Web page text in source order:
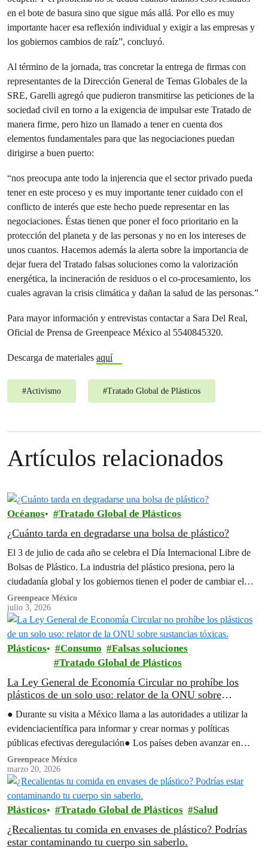
en el bote de basura sino que sigue más allá. Por ello es muy
importante hacer esa reflexión individual y exigir a las empresas y
los gobiernos cambios de raíz”, concluyó.
Al término de la jornada, tras concretar la entrega de firmas con
representantes de la Dirección General de Temas Globales de la
SRE, Garelli agregó que pudieron transmitirse las peticiones de la
sociedad civil en torno a la exigencia de impulsar este Tratado de
manera firme, pero hizo un llamado a tener en cuenta dos
elementos fundamentales para que las negociaciones puedan
dirigirse a buen puerto:
“nos preocupa ante todo la injerencia que el sector privado pueda
tener en este proceso y es muy importante tener cuidado con el
conflicto de interés que este hecho puede representar en las
negociaciones. Éstas tienen que poner el foco prioritario en la
protección del planeta y de las personas y no en los intereses de
unos cuantos. Hacemos además la alerta sobre la importancia de
dejar fuera del Tratado falsas soluciones como la valorización
energética, la incineración de residuos o el co-procesamiento, los
cuales agravan la crisis climática y dañan la salud de las personas.”
Para mayor información y entrevistas contactar a Sara Del Real,
Oficial de Prensa de Greenpeace México al 5540845320.
Descarga de materiales aquí
#Activismo #Tratado Global de Plásticos
Artículos relacionados
Océanos Tratado Global de Plásticos
¿Cuánto tarda en degradarse una bolsa de plástico?
El 3 de julio de cada año se celebra el Día Internacional Libre de
Bolsas de Plástico. La industria del plástico presiona, pero la
ciudadanía global y los gobiernos tienen el poder de cambiar el
rumbo.
Greenpeace México
julio 3, 2026
Plásticos Consumo
Falsas soluciones
Tratado Global de Plásticos
La Ley General de Economía Circular no prohíbe los
plásticos de un solo uso: relator de la ONU sobre
● Durante su visita a México llama a las autoridades a utilizar la
evidenciacientífica para informar y crear normas y políticas
públicas efectivas deregulación● Los países deben avanzar en
medidas…
Greenpeace México
marzo 20, 2026
Plásticos Tratado Global de Plásticos Salud
¿Recalientas tu comida en envases de plástico? Podrías
estar contaminando tu cuerpo sin saberlo.